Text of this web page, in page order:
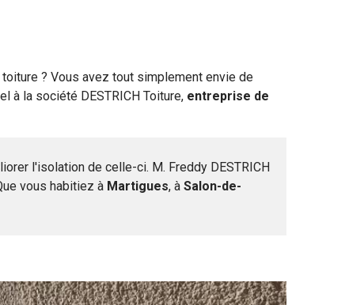
? Vous avez tout simplement envie de
à la société DESTRICH Toiture, entreprise de
l'isolation de celle-ci. M. Freddy DESTRICH
vous habitiez à Martigues, àSalon-de-